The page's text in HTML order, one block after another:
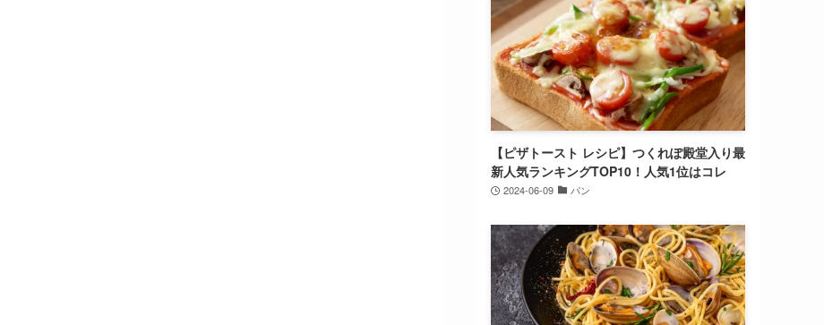
【ピザトースト レシピ】つくれぽ殿堂入り最
新人気ランキングTOP10！人気1位はコレ
2024-06-09 パン